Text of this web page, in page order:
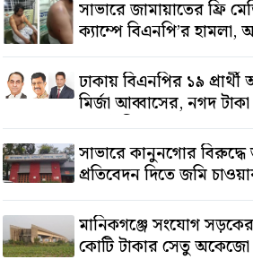
সাভারে জামায়াতের ফ্রি
ক্যাম্পে বিএনপি’র
ঢাকায় বিএনপির ১৯
মির্জা আব্বাসের, নগদ
সালাউদ্দিনের, অস্থাবর
তমিজউদ্দিনের
সাভারে কানুনগোর বিরুদ্ধে
প্রতিবেদন দিতে জমি
মানিকগঞ্জে সংযোগ
কোটি টাকার সেতু অকেজো